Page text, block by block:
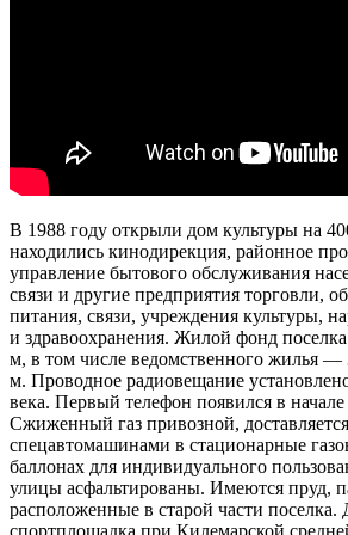
12:03:0301001:404
товарищество "Дружба", уч
12:03:0301001:397
Марий Эл, р-н
товарищество "Дружба",
529
12:03:0301001:384
Марий Эл, р-н
пгт Килемары,
товарищество "Дружба",
555
12:03:0301001:403
Марий Эл, р-н
пгт Килемары,
товарищество "Дружба", уч
№269а
12:03:0301001:402
Марий Эл, р-н
пгт Килемары,
товарищество "Дружба", уч
№295а
Марий Эл, р-н
4.2
273°
16.02
15:00
0.8°
749
86%
3.5
259°
16.02
18:00
0.7°
748
В 1988 году открыли дом культуры на
находились кинодирекция, районное
управление бытового обслуживания
связи и другие предприятия торговли,
питания, связи, учреждения культуры,
и здравоохранения. Жилой фонд поселка
м, в том числе ведомственного жилья —
м. Проводное радиовещание
века. Первый телефон появился в начале
Сжиженный газ привозной,
спецавтомашинами в стационарные
баллонах для индивидуального
улицы асфальтированы. Имеются пруд,
расположенные в старой части поселка.
спортплощадка при Килемарской